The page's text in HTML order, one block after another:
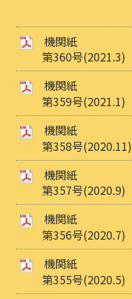
機関紙
第360号(2021.3)
機関紙
第359号(2021.1)
機関紙
第358号(2020.11)
機関紙
第357号(2020.9)
機関紙
第356号(2020.7)
機関紙
第355号(2020.5)